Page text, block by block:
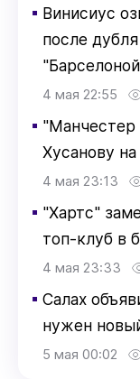
▪ Винисиус
после
4 мая 22:55
▪ "Манчестер
Хусанову
4 мая 23:13
▪ "Хартс"
топ-клуб в
4 мая 23:33
▪ Салах
нужен
5 мая 00:02